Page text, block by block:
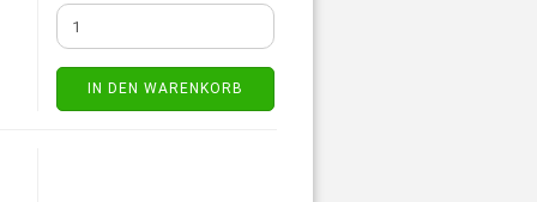
IN DEN WARENKORB